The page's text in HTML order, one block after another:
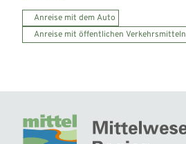
Anreise mit dem Auto
Anreise mit öffentlichen Verkehrsmitteln